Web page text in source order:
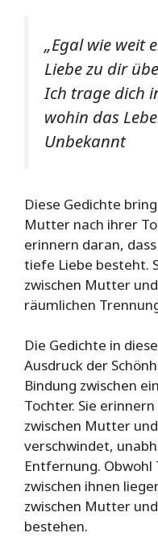
„Egal wie weit
Liebe zu dir
Ich trage dich
wohin das
Unbekannt
Diese Gedichte
Mutter nach ihrer
erinnern daran,
tiefe Liebe besteht.
zwischen Mutter
räumlichen
Die Gedichte in
Ausdruck der
Bindung zwischen
Tochter. Sie
zwischen Mutter
verschwindet,
Entfernung.
zwischen ihnen
zwischen Mutter
bestehen.